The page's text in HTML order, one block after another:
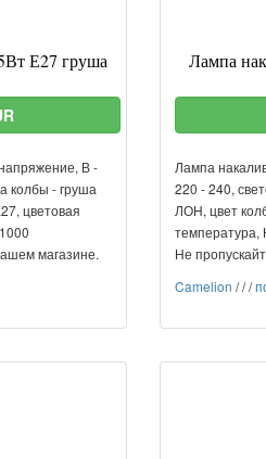
Е27 груша
В -
колбы - груша
цветовая
магазине.
Лампа
Лампа
220 - 240,
ЛОН, цвет
температура,
Не
Camelion ///